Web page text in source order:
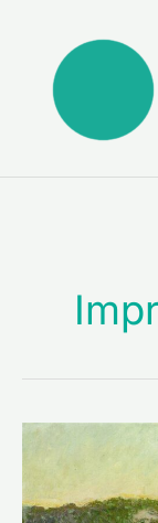
contenido
La
de
arte